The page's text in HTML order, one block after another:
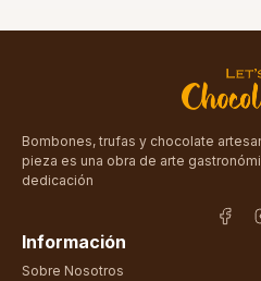
Bombones, trufas y chocolate
pieza es una obra de arte
dedicación
Información
Sobre Nosotros